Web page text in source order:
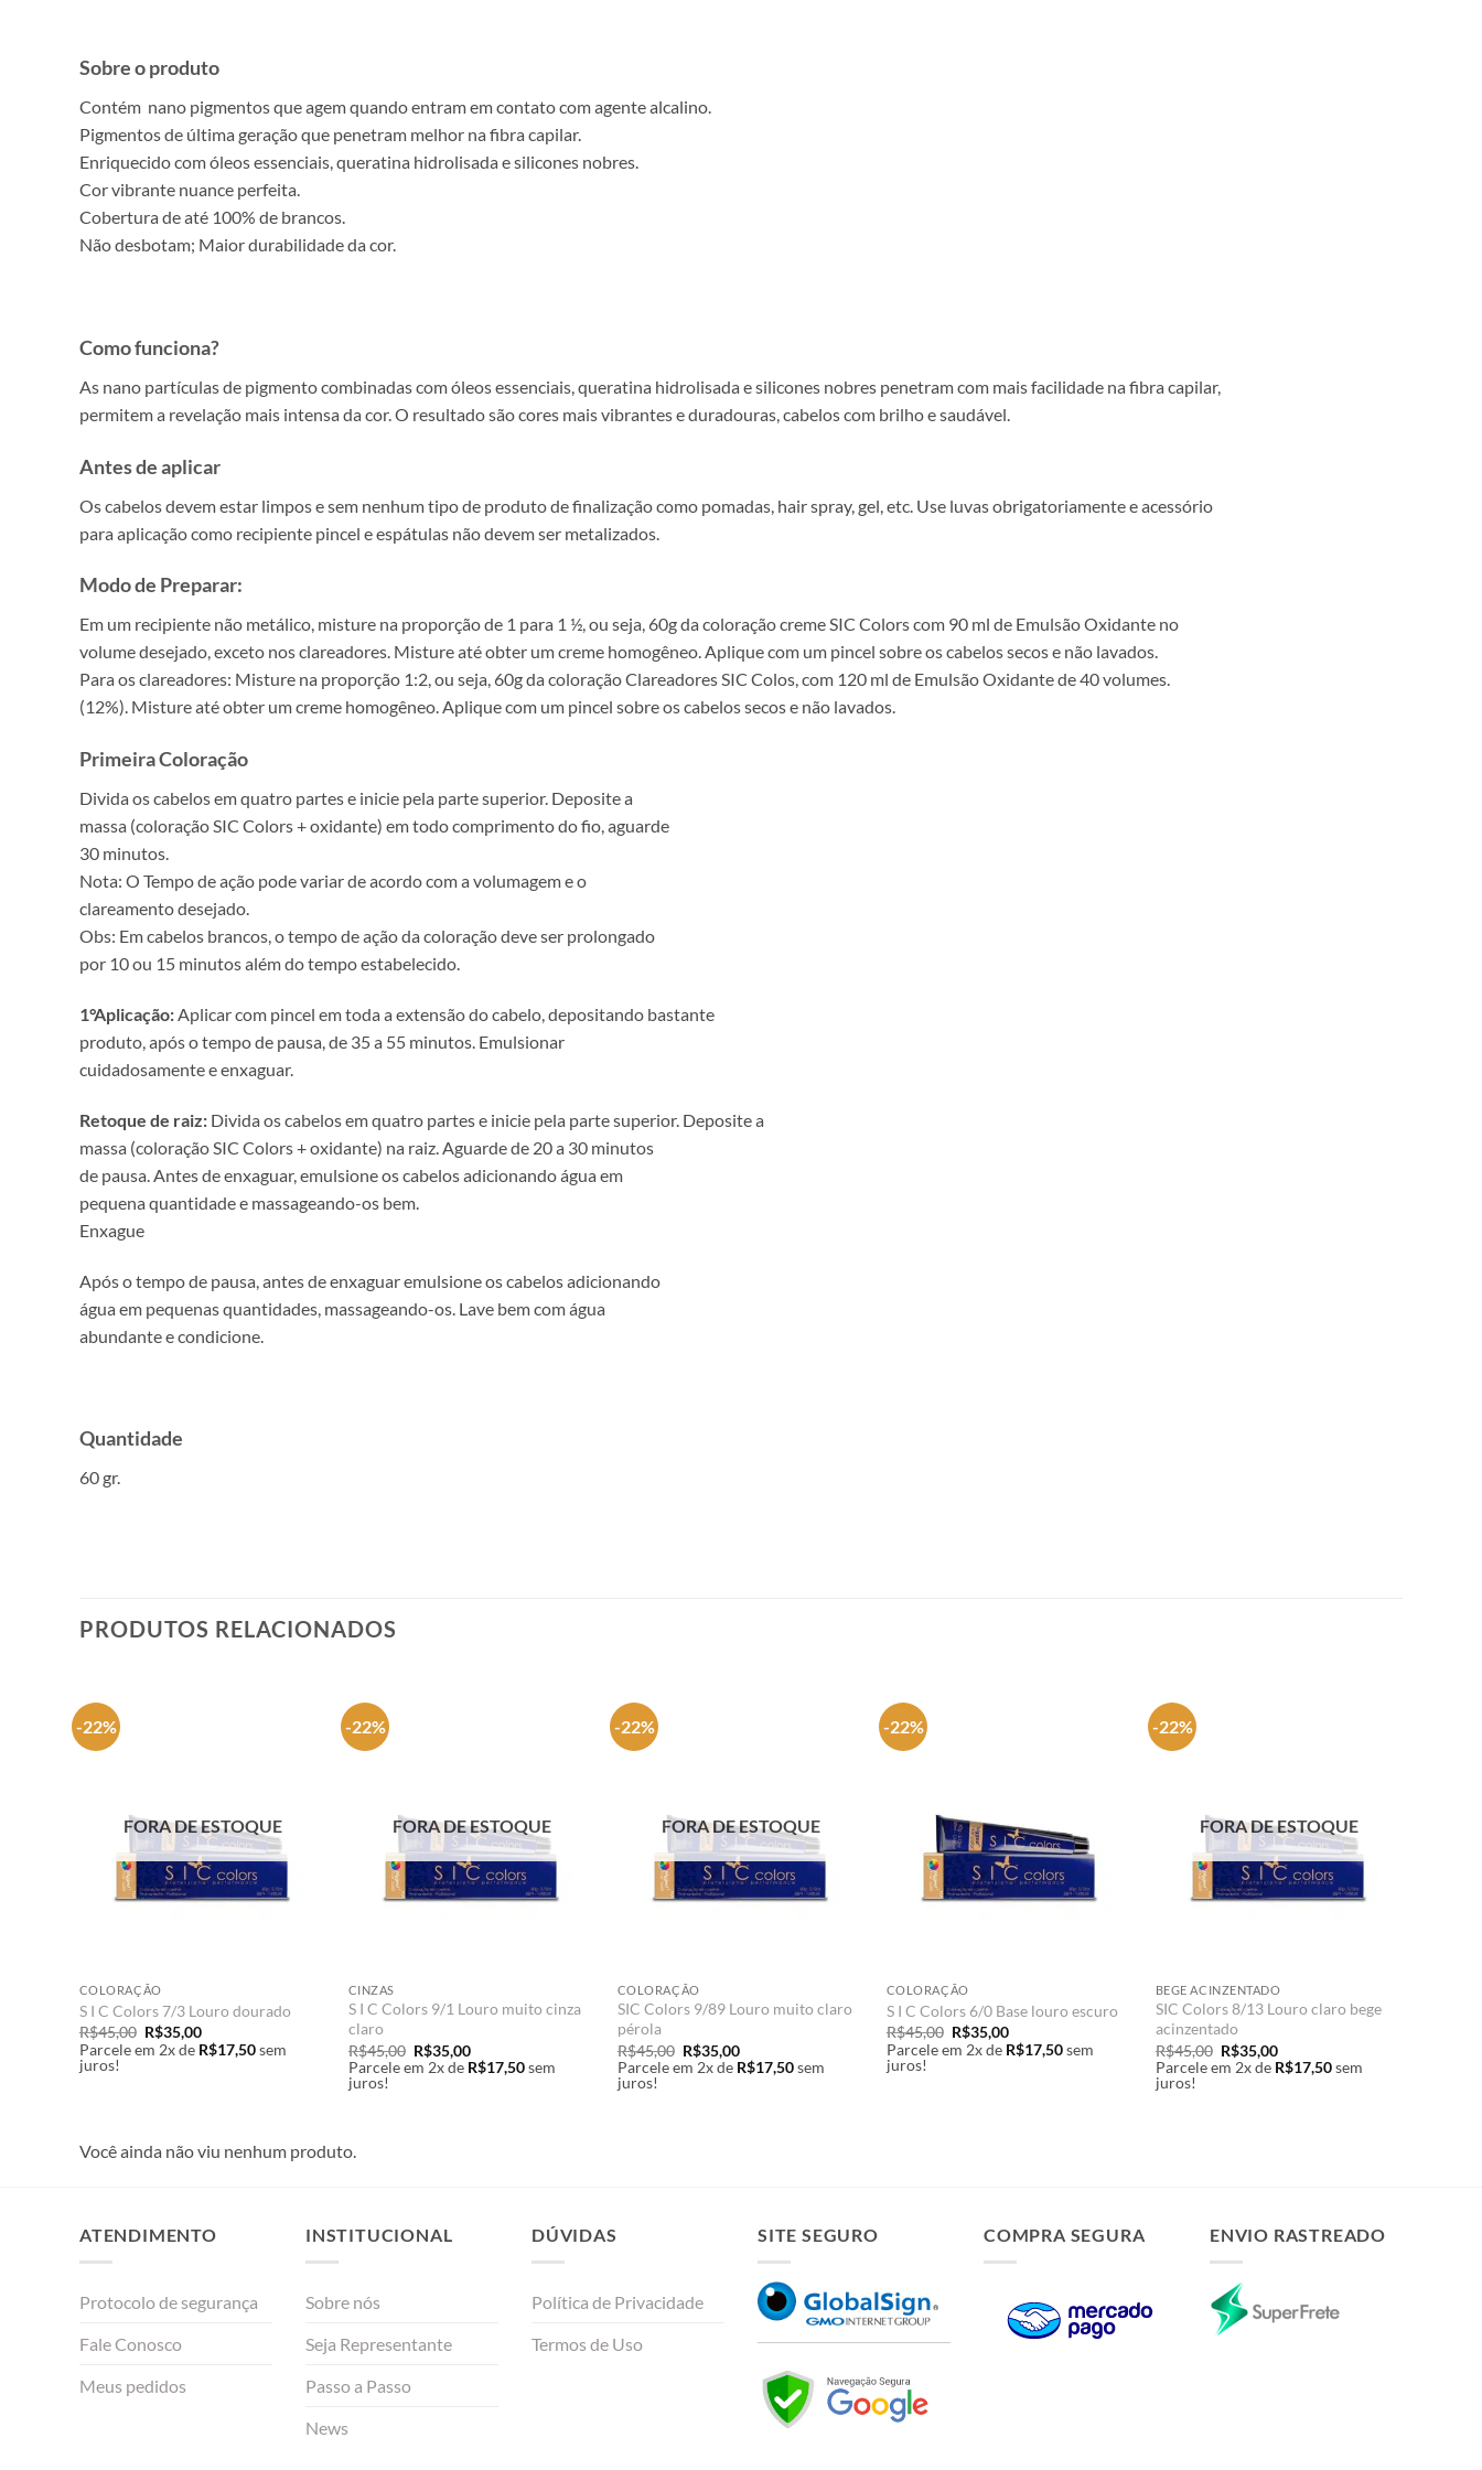
Sobre o produto
Contém nano pigmentos que agem quando entram em contato com agente alcalino.
Pigmentos de última geração que penetram melhor na fibra capilar.
Enriquecido com óleos essenciais, queratina hidrolisada e silicones nobres.
Cor vibrante nuance perfeita.
Cobertura de até 100% de brancos.
Não desbotam; Maior durabilidade da cor.
Como funciona?
As nano partículas de pigmento combinadas com óleos essenciais, queratina hidrolisada e silicones nobres penetram com mais facilidade na fibra capilar,
permitem a revelação mais intensa da cor. O resultado são cores mais vibrantes e duradouras, cabelos com brilho e saudável.
Antes de aplicar
Os cabelos devem estar limpos e sem nenhum tipo de produto de finalização como pomadas, hair spray, gel, etc. Use luvas obrigatoriamente e acessório
para aplicação como recipiente pincel e espátulas não devem ser metalizados.
Modo de Preparar:
Em um recipiente não metálico, misture na proporção de 1 para 1 ½, ou seja, 60g da coloração creme SIC Colors com 90 ml de Emulsão Oxidante no
volume desejado, exceto nos clareadores. Misture até obter um creme homogêneo. Aplique com um pincel sobre os cabelos secos e não lavados.
Para os clareadores: Misture na proporção 1:2, ou seja, 60g da coloração Clareadores SIC Colos, com 120 ml de Emulsão Oxidante de 40 volumes.
(12%). Misture até obter um creme homogêneo. Aplique com um pincel sobre os cabelos secos e não lavados.
Primeira Coloração
Divida os cabelos em quatro partes e inicie pela parte superior. Deposite a
massa (coloração SIC Colors + oxidante) em todo comprimento do fio, aguarde
30 minutos.
Nota: O Tempo de ação pode variar de acordo com a volumagem e o
clareamento desejado.
Obs: Em cabelos brancos, o tempo de ação da coloração deve ser prolongado
por 10 ou 15 minutos além do tempo estabelecido.
1°Aplicação:Aplicar com pincel em toda a extensão do cabelo, depositando bastante
produto, após o tempo de pausa, de 35 a 55 minutos. Emulsionar
cuidadosamente e enxaguar.
Retoque de raiz: Divida os cabelos em quatro partes e inicie pela parte superior. Deposite a
massa (coloração SIC Colors + oxidante) na raiz. Aguarde de 20 a 30 minutos
de pausa. Antes de enxaguar, emulsione os cabelos adicionando água em
pequena quantidade e massageando-os bem.
Enxague
Após o tempo de pausa, antes de enxaguar emulsione os cabelos adicionando
água em pequenas quantidades, massageando-os. Lave bem com água
abundante e condicione.
Quantidade
60 gr.
PRODUTOS RELACIONADOS
-22%
FORA DE ESTOQUE
COLORAÇÃO
S I C Colors 7/3 Louro dourado
R$45,00 O
preço
R$35,00O
preço
atual
Parcele em 2x de R$17,50sem
juros!
-22%
FORA DE ESTOQUE
CINZAS
S I C Colors 9/1 Louro muito cinza
claro
R$45,00 O
preço
R$35,00O
preço
atual
Parcele em 2x de R$17,50sem
juros!
-22%
FORA DE ESTOQUE
COLORAÇÃO
SIC Colors 9/89 Louro muito claro
pérola
R$45,00 O
preço
R$35,00O
preço
atual
Parcele em 2x de R$17,50sem
juros!
-22%
COLORAÇÃO
S I C Colors 6/0 Base louro escuro
R$45,00 O
preço
R$35,00O
preço
atual
Parcele em 2x de R$17,50sem
juros!
-22%
FORA DE ESTOQUE
BEGE ACINZENTADO
SIC Colors 8/13 Louro claro bege
acinzentado
R$45,00 O
preço
R$35,00O
preço
atual
Parcele em 2x de R$17,50sem
juros!
Você ainda não viu nenhum produto.
ATENDIMENTO
Protocolo de segurança
Fale Conosco
Meus pedidos
INSTITUCIONAL
Sobre nós
Seja Representante
Passo a Passo
News
DÚVIDAS
Política de Privacidade
Termos de Uso
SITE SEGURO COMPRA SEGURA ENVIO RASTREADO